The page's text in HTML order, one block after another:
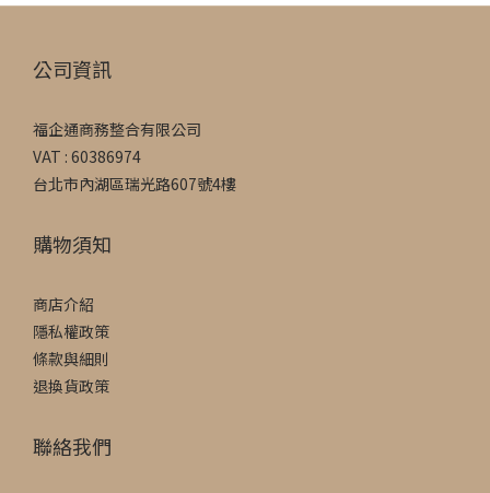
公司資訊
福企通商務整合有限公司
VAT : 60386974
台北市內湖區瑞光路607號4樓
購物須知
商店介紹
隱私權政策
條款與細則
退換貨政策
聯絡我們